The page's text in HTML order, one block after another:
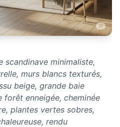
scandinave minimaliste,
murs blancs texturés,
beige, grande baie
forêt enneigée, cheminée
plantes vertes sobres,
rendu